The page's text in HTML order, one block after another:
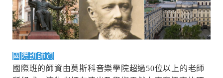
國際班師資
國際班的師資由莫斯科音樂學院超過50位以上的老師